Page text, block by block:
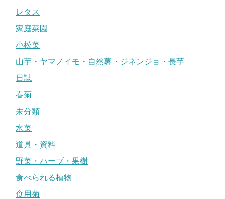
レタス
家庭菜園
小松菜
山芋・ヤマノイモ・自然薯・ジネンジョ・長芋
日誌
春菊
未分類
水菜
道具・資料
野菜・ハーブ・果樹
食べられる植物
食用菊